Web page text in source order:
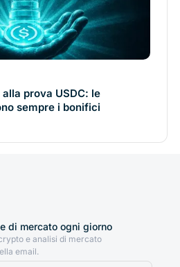
prova USDC: le
sempre i bonifici
di mercato ogni giorno
e analisi di mercato
email.